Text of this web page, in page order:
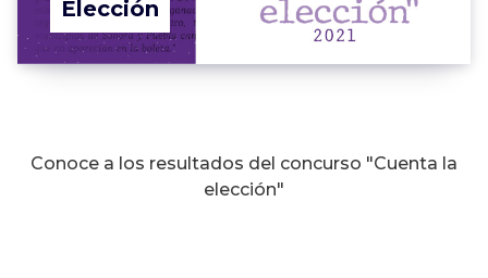
Elección
Conoce a los resultados del concurso "Cuenta la
elección"
Sancionadas en Materia de